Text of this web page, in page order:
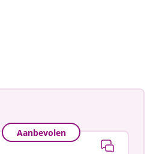
Aanbevolen